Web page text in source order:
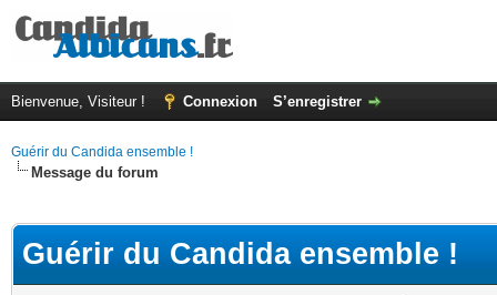
Bienvenue, Visiteur ! Connexion S’enregistrer
Guérir du Candida ensemble !
Message du forum
Guérir du Candida ensemble !